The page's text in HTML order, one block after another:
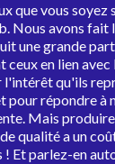
que vous soyez
Nous avons fait
une grande
ceux en lien
l'intérêt qu'ils
pour répondre à
Mais
qualité a un
Et parlez-en